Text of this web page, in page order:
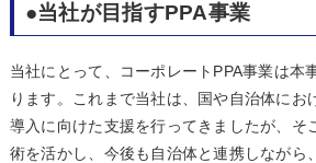
●当社が目指すPPA事業
当社にとって、コーポレートPPA事業は本
ります。これまで当社は、国や自治体にお
導入に向けた支援を行ってきましたが、そ
術を活かし、今後も自治体と連携しながら